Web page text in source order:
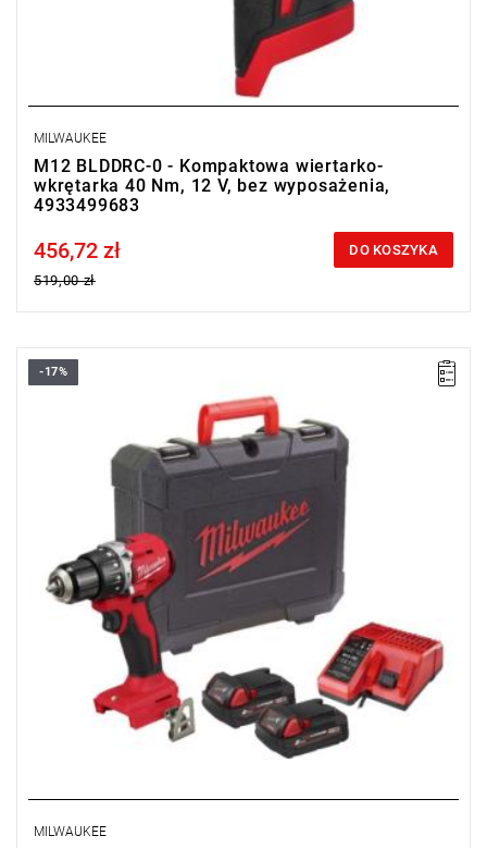
MILWAUKEE
M12 BLDDRC-0 - Kompaktowa wiertarko-
wkrętarka 40 Nm, 12 V, bez wyposażenia,
4933499683
Price tax included
456,72 zł
519,00 zł
DO KOSZYKA
Kup produkt objęty promocją MILWAUKEE® Redemption Classic,
zarejestruj fakturę i odbierz dodatkowy akumulator za 2 zł.
Promocja wyłącznie dla podmiotów posiadających NIP.
Sprawdź szczegóły promocji.
-17%
MILWAUKEE